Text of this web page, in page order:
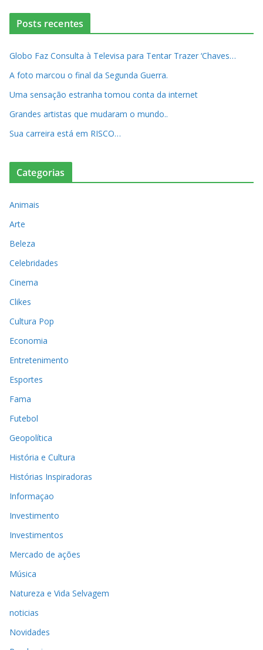
Posts recentes
Globo Faz Consulta à Televisa para Tentar Trazer ‘Chaves…
A foto marcou o final da Segunda Guerra.
Uma sensação estranha tomou conta da internet
Grandes artistas que mudaram o mundo..
Sua carreira está em RISCO…
Categorias
Animais
Arte
Beleza
Celebridades
Cinema
Clikes
Cultura Pop
Economia
Entretenimento
Esportes
Fama
Futebol
Geopolítica
História e Cultura
Histórias Inspiradoras
Informaçao
Investimento
Investimentos
Mercado de ações
Música
Natureza e Vida Selvagem
noticias
Novidades